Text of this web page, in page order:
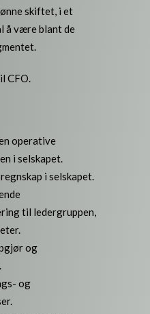
skiftet, i et
å være blant de
CFO.
operative
i selskapet.
i selskapet.
til ledergruppen,
og
og